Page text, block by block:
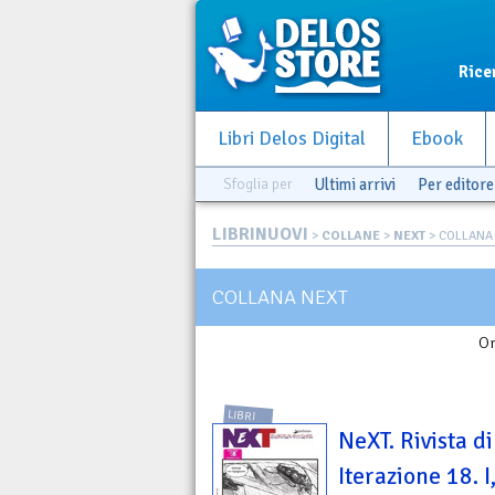
Libri Delos Digital Ebook
Sfoglia per Ultimi arrivi Per editore
LIBRINUOVI > COLLANE > NEXT >
COLLANA NEXT
LIBRI
NeXT. Rivista
Iterazione 18.